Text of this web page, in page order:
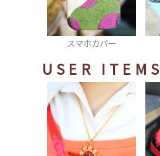
つけ襟
USER ITEMS